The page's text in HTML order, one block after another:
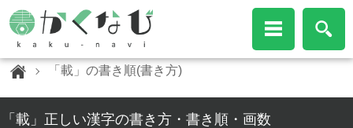
「載」の書き順(書き方)
「載」正しい漢字の書き方・書き順・画数